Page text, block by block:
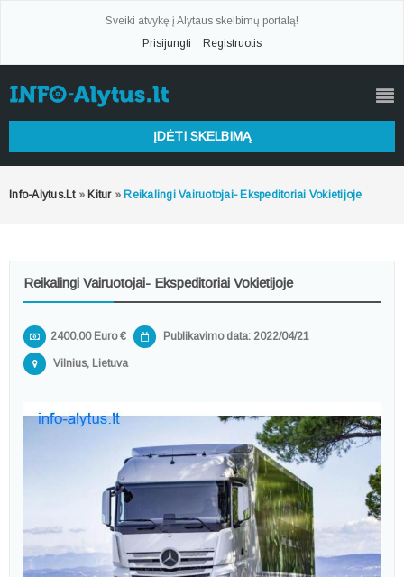
Sveiki atvykę į Alytaus skelbimų portalą!
Prisijungti
Registruotis
ĮDĖTI SKELBIMĄ
Info-Alytus.lt » Kitur » Reikalingi Vairuotojai- Ekspeditoriai Vokietijoje
Reikalingi Vairuotojai- Ekspeditoriai Vokietijoje
2400.00 Euro € Publikavimo data: 2022/04/21
Vilnius, Lietuva